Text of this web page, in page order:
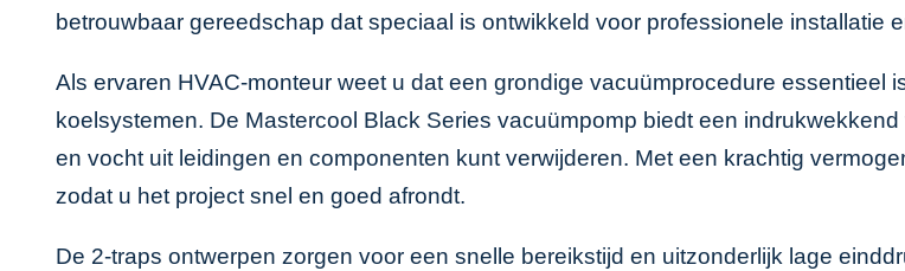
betrouwbaar gereedschap dat speciaal is ontwikkeld voor professionele installatie
Als ervaren HVAC-monteur weet u dat een grondige vacuümprocedure essentieel
koelsystemen. De Mastercool Black Series vacuümpomp biedt een
en vocht uit leidingen en componenten kunt verwijderen. Met een krachtig
zodat u het project snel en goed afrondt.
De 2-traps ontwerpen zorgen voor een snelle bereikstijd en uitzonderlijk lage